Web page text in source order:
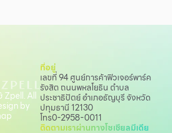
ที่อยู่
เลขที่ 94 ศูนย์การค้าฟิวเจอร์พาร์ค
รังสิต ถนนพหลโยธิน ตำบล
ประชาธิปัตย์ อำเภอธัญบุรี จังหวัด
ปทุมธานี 12130
โทร0-2958-0011
ติดตามเราผ่านทางโซเชียลมีเดีย
All
by